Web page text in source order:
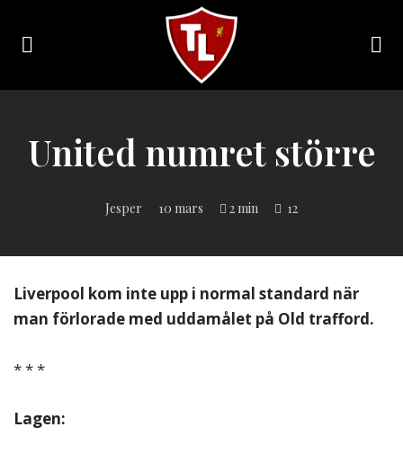
Sveriges
online
magazine!
United numret större
Jesper 10 mars 2 min 12
Liverpool kom inte upp i normal standard när
man förlorade med uddamålet på Old trafford.
* * *
Lagen: